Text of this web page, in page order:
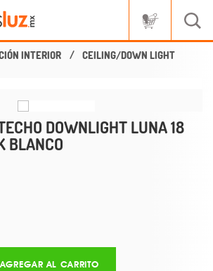
INTERIOR CEILING/DOWN LIGHT
DOWNLIGHT LUNA 18
BLANCO
AGREGAR AL CARRITO